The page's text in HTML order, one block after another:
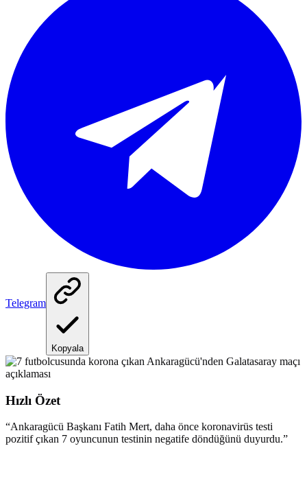
Telegram
Kopyala
Hızlı Özet
“Ankaragücü Başkanı Fatih Mert, daha önce koronavirüs testi
pozitif çıkan 7 oyuncunun testinin negatife döndüğünü duyurdu.”